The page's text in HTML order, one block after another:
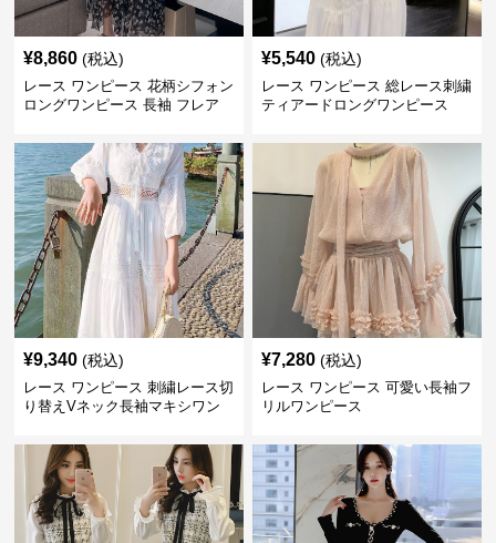
¥8,860 (税込)
レース ワンピース 花柄シフォン
ロングワンピース 長袖 フレア
¥5,540 (税込)
レース ワンピース 総レース刺繍
ティアードロングワンピース
¥9,340 (税込)
レース ワンピース 刺繍レース切
り替えVネック長袖マキシワン
¥7,280 (税込)
レース ワンピース 可愛い長袖フ
リルワンピース